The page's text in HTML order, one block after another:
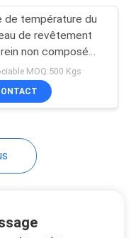
de
de température du
de revêtement
non composé
40C à 300C
de poids Idéal pour
de
MOQ:500 Kgs